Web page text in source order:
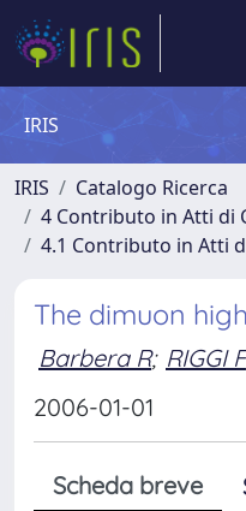
IRIS
IRIS
Catalogo Ricerca
4 Contributo in Atti di
4.1 Contributo in Atti
The dimuon
Barbera R; RIGGI F
2006-01-01
Scheda breve